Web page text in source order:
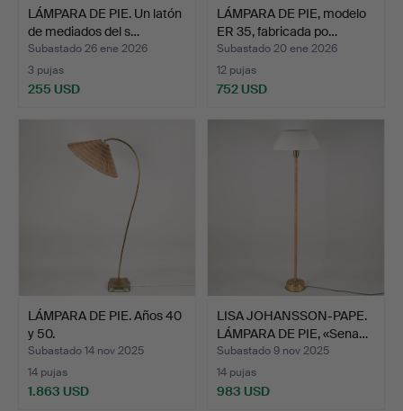
LÁMPARA DE PIE. Un latón
de mediados del s…
Subastado 26 ene 2026
3 pujas
255 USD
LÁMPARA DE PIE, modelo
ER 35, fabricada po…
Subastado 20 ene 2026
12 pujas
752 USD
LÁMPARA DE PIE. Años 40
y 50.
Subastado 14 nov 2025
14 pujas
1.863 USD
LISA JOHANSSON-PAPE.
LÁMPARA DE PIE, «Sena…
Subastado 9 nov 2025
14 pujas
983 USD